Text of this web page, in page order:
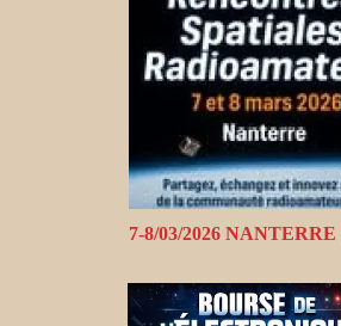
7-8/03/2026 NANTERRE